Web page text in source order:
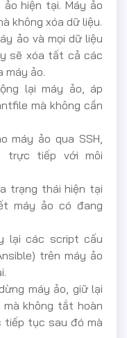
ảo hiện tại. Máy ảo
không xóa dữ liệu.
ảo và mọi dữ liệu
sẽ xóa tất cả các
máy ảo.
lại máy ảo, áp
mà không cần
máy ảo qua SSH,
trực tiếp với môi
trạng thái hiện tại
máy ảo có đang
lại các script cấu
trên máy ảo
máy ảo, giữ lại
không tắt hoàn
tiếp tục sau đó mà